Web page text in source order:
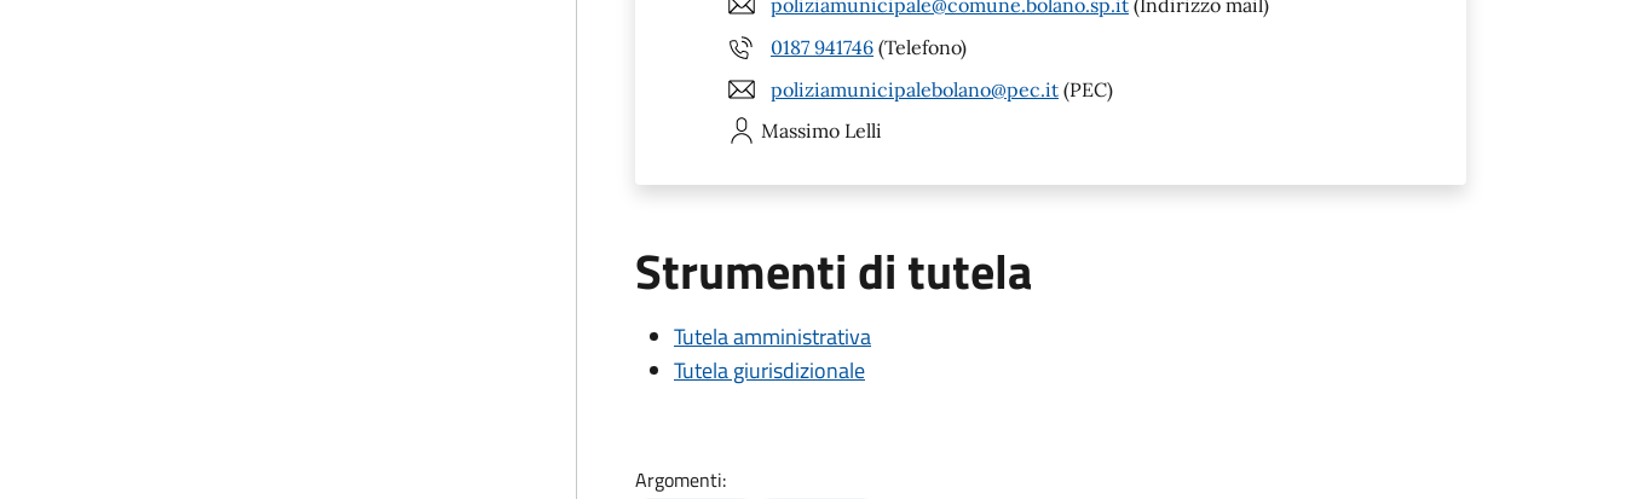
0187 941746 (Telefono)
poliziamunicipalebolano@pec.it (PEC)
Massimo Lelli
Strumenti di tutela
Tutela amministrativa
Tutela giurisdizionale
Argomenti: